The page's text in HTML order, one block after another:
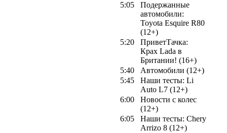
5:05
Подержанные
автомобили:
Toyota Esquire R80
(12+)
5:20
ПриветТачка:
Крах Lada в
Британии! (16+)
5:40
Автомобили (12+)
5:45
Наши тесты: Li
Auto L7 (12+)
6:00
Новости с колес
(12+)
6:05
Наши тесты: Chery
Arrizo 8 (12+)